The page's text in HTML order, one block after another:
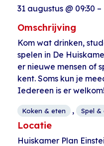
31 augustus @ 09:30 –
Omschrijving
Kom wat drinken,
spelen in De
er nieuwe mensen of
kent. Soms kun je
Iedereen is er welkom!
Koken & eten , Spel
Locatie
Huiskamer Plan